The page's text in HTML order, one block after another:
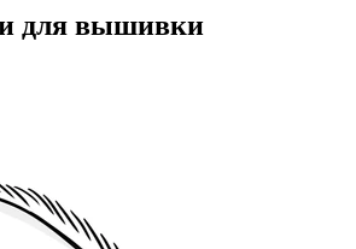
для вышивки